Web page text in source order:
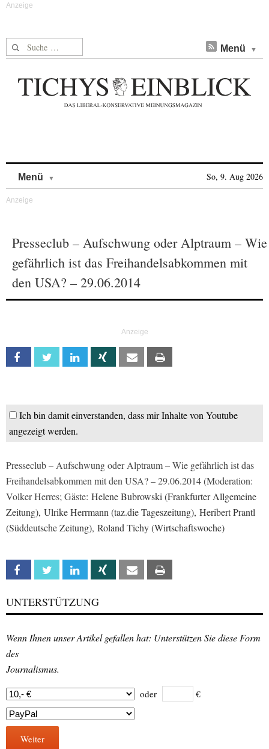
Suche nach: Menü
Menü So, 9. Aug 2026
Presseclub – Aufschwung oder Alptraum – Wie
gefährlich ist das Freihandelsabkommen mit
den USA? – 29.06.2014
Facebook Twitter Linkedin Xing Email
Ich bin damit einverstanden, dass mir Inhalte von Youtube
angezeigt werden.
Presseclub – Aufschwung oder Alptraum – Wie gefährlich ist das
Freihandelsabkommen mit den USA? – 29.06.2014 (Moderation:
Volker Herres; Gäste: Helene Bubrowski (Frankfurter Allgemeine
Zeitung), Ulrike Herrmann (taz.die Tageszeitung), Heribert Prantl
(Süddeutsche Zeitung), Roland Tichy (Wirtschaftswoche)
Facebook Twitter Linkedin Xing Email
UNTERSTÜTZUNG
Wenn Ihnen unser Artikel gefallen hat: Unterstützen Sie diese Form
des
Journalismus.
oder €
Weiter